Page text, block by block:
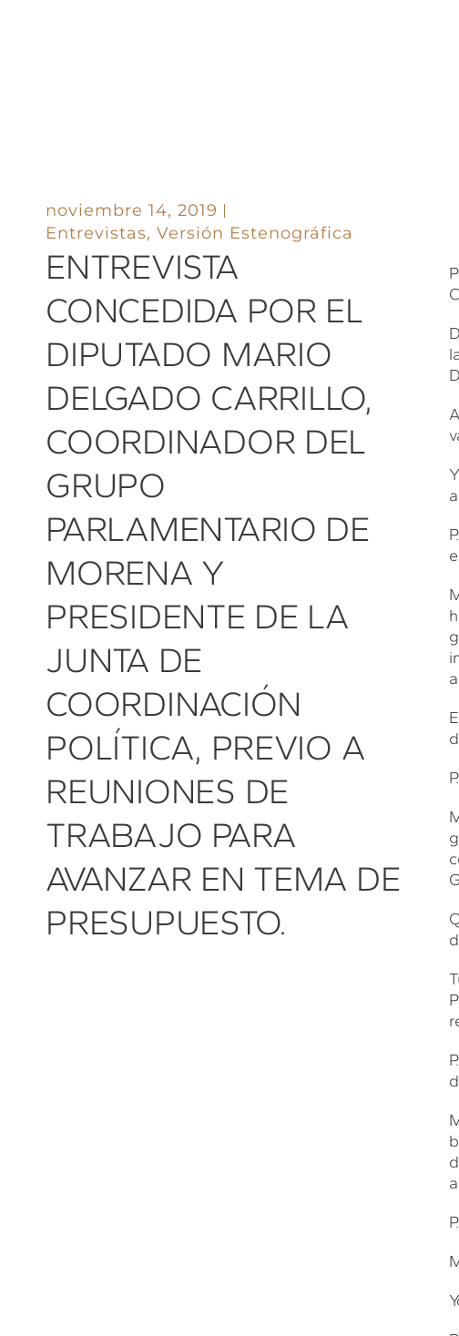
noviembre 14, 2019
Entrevistas,Versión Estenográfica
ENTREVISTA
CONCEDIDA POR EL
DIPUTADO MARIO
DELGADO CARRILLO,
COORDINADOR DEL
GRUPO
PARLAMENTARIO DE
MORENA Y
PRESIDENTE DE LA
JUNTA DE
COORDINACIÓN
POLÍTICA, PREVIO A
REUNIONES DE
TRABAJO PARA
AVANZAR EN TEMA DE
PRESUPUESTO.